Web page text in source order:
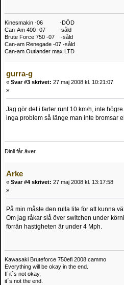
Kinesmakin -06 -DÖD
Can-Am 400 -07 -såld
Brute Force 750 -07 -såld
Can-am Renegade -07 -såld
Can-am Outlander max LTD
gurra-g
« Svar #3 skrivet: 27 maj 2008 kl. 10:21:07
»
Jag gör det i farter runt 10 km/h, inte
inga problem så länge man inte bromsar
Dinli får äver.
Arke
« Svar #4 skrivet: 27 maj 2008 kl. 13:17:58
»
På min måste den rulla lite för att kunna
Om jag råkar slå över switchen under
förrän hastigheten är under 4 Mph.
Kawasaki Bruteforce 750efi 2008 cammo
Everything will be okay in the end.
If it´s not okay,
it´s not the end.